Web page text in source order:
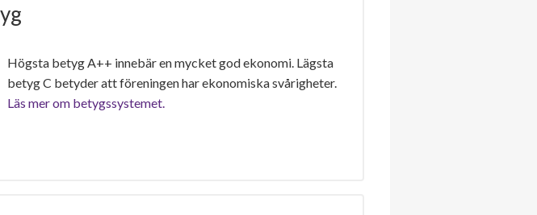
Högsta betyg A++ innebär en mycket god ekonomi. Lägsta
betyg C betyder att föreningen har ekonomiska svårigheter.
Läs mer om betygssystemet.